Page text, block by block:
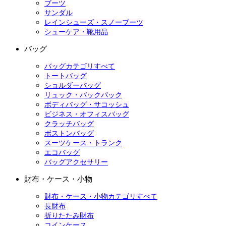
ブーツ
サンダル
レインシューズ・スノーブーツ
シューケア・靴用品
バッグ
バッグカテゴリすべて
トートバッグ
ショルダーバッグ
リュック・バックパック
ボディバッグ・サコッシュ
ビジネス・オフィスバッグ
クラッチバッグ
ボストンバッグ
スーツケース・トランク
エコバッグ
バッグアクセサリー
財布・ケース・小物
財布・ケース・小物カテゴリすべて
長財布
折りたたみ財布